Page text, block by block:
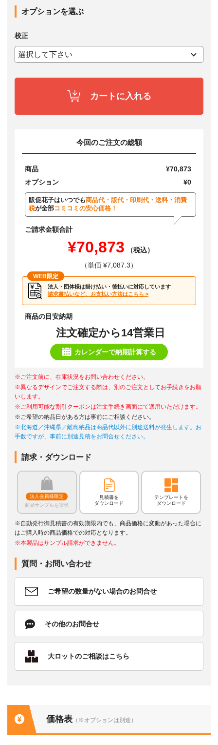
オプションを選ぶ
校正
カートに入れる
今回のご注文の総額
商品
¥70,873
オプション
¥0
販促花子はいつでも商品代・版代・印刷代・送料・消費
税が全部コミコミの安心価格！
ご請求金額合計
¥70,873
（税込）
（単価 ¥7,087.3）
WEB限定
法人・団体様は掛け払い・後払いに対応しています
請求書払いなど、お支払い方法はこちら >
商品の目安納期
注文確定から14営業日
カレンダーで納期計算する
※ご注文前に、在庫状況をお問い合わせください。
※異なるデザインでご注文する際は、別のご注文としてお手続きをお願
いします。
※ご利用可能な割引クーポンは注文手続き画面にて適用いただけます。
※ご希望の納品日がある方は事前にご相談ください。
※北海道／沖縄県／離島納品は商品代以外に別途送料が発生します。お
手数ですが、事前に別途見積をお問合せください。
請求・ダウンロード
法人会員様限定
商品サンプルを請求
見積書を
ダウンロード
テンプレートを
ダウンロード
※自動発行御見積書の有効期限内でも、商品価格に変動があった場合に
はご購入時の商品価格での対応となります。
※本製品はサンプル請求ができません。
質問・お問い合わせ
ご希望の数量がない場合のお問合せ
その他のお問合せ
大ロットのご相談はこちら
価格表 （※オプションは別途）